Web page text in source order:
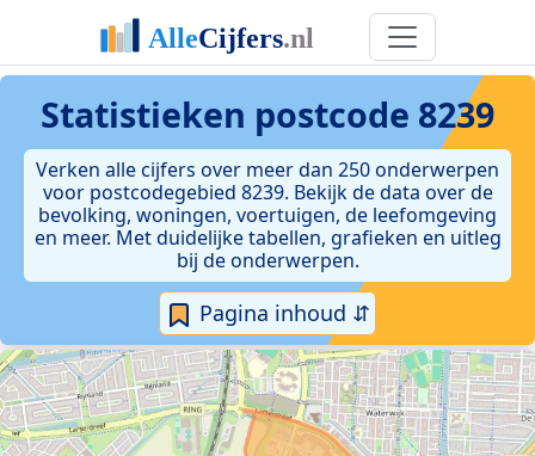
Statistieken postcode 8239
Verken alle cijfers over meer dan 250 onderwerpen
voor postcodegebied 8239. Bekijk de data over de
bevolking, woningen, voertuigen, de leefomgeving
en meer. Met duidelijke tabellen, grafieken en uitleg
bij de onderwerpen.
Pagina inhoud ⇵